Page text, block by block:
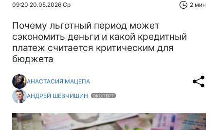
09:20 20.05.2026 Ср 2 мин
Почему льготный период может
сэкономить деньги и какой кредитный
платеж считается критическим для
бюджета
АНАСТАСИЯ МАЦЕПА
АНДРЕЙ ШЕВЧИШИН
ЭКСПЕРТ